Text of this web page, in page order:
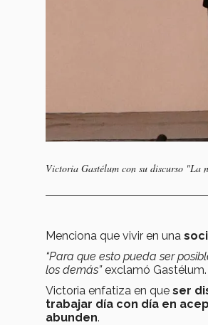
Victoria Gastélum con su discurso "La
Menciona que vivir en una
“Para que esto pueda ser
los demás”exclamó Gastélum.
Victoria enfatiza en que ser
trabajar día con día en
abunden.